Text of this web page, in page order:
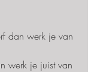
dan werk je van
werk je juist van